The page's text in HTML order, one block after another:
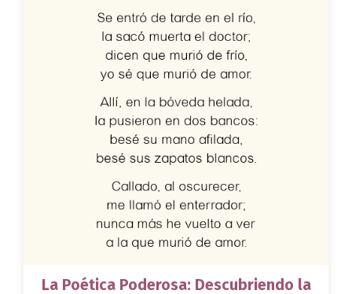
La Poética Poderosa: Descubriendo la